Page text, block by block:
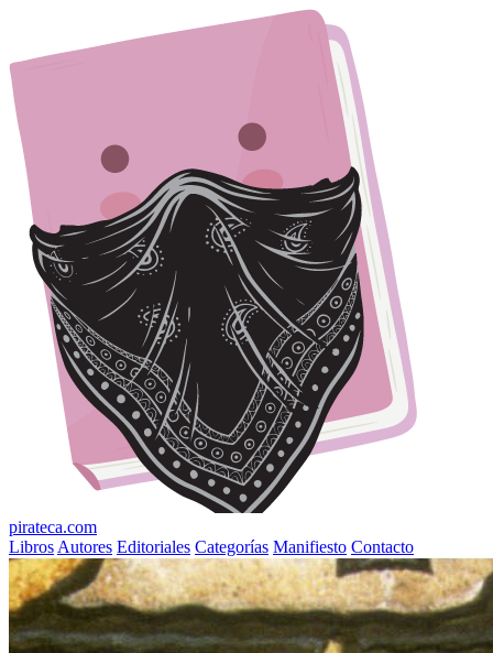
pirateca.com
Libros Autores Editoriales Categorías Manifiesto Contacto